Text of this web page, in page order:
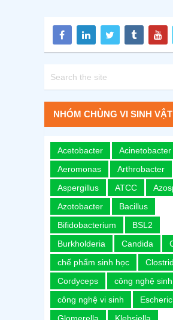
NHÓM CHỦNG VI SINH
Acetobacter
Acinetobacter
Aeromonas
Arthrobacter
Aspergillus
ATCC
Azotobacter
Bacillus
Bifidobacterium
BSL2
Burkholderia
Candida
chế phẩm sinh học
Cordyceps
công nghệ
công nghệ vi sinh
Glomerella
Klebsiella